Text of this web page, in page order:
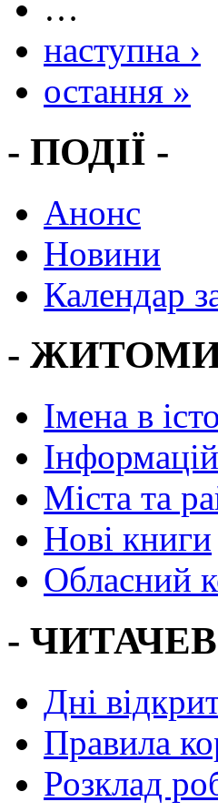
…
наступна ›
остання »
- ПОДІЇ -
Анонс
Новини
Календар
-
Імена в
Міста та
Нові книги
Обласний
-
Дні
Правила
Розклад